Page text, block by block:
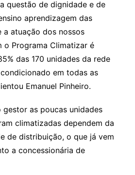
questão de dignidade e de
aprendizagem das
a atuação dos nossos
o Programa Climatizar é
das 170 unidades da rede
em todas as
Emanuel Pinheiro.
as poucas unidades
climatizadas dependem da
de distribuição, o que já vem
a concessionária de